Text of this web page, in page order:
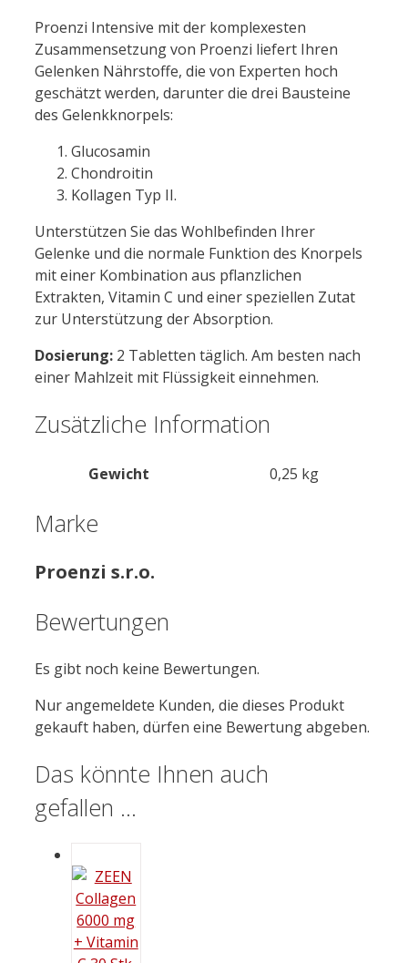
Proenzi Intensive mit der komplexesten
Zusammensetzung von Proenzi liefert Ihren
Gelenken Nährstoffe, die von Experten hoch
geschätzt werden, darunter die drei Bausteine
des Gelenkknorpels:
Glucosamin
Chondroitin
Kollagen Typ II.
Unterstützen Sie das Wohlbefinden Ihrer
Gelenke und die normale Funktion des Knorpels
mit einer Kombination aus pflanzlichen
Extrakten, Vitamin C und einer speziellen Zutat
zur Unterstützung der Absorption.
Dosierung: 2 Tabletten täglich. Am besten nach
einer Mahlzeit mit Flüssigkeit einnehmen.
Zusätzliche Information
Gewicht 0,25 kg
Marke
Proenzi s.r.o.
Bewertungen
Es gibt noch keine Bewertungen.
Nur angemeldete Kunden, die dieses Produkt
gekauft haben, dürfen eine Bewertung abgeben.
Das könnte Ihnen auch
gefallen …